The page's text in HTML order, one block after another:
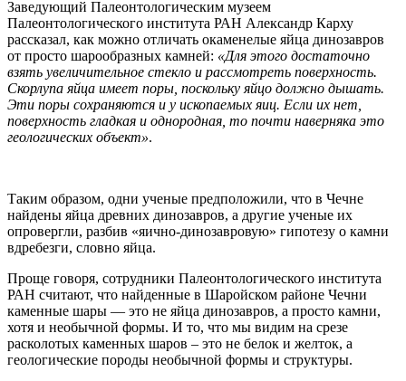
Заведующий Палеонтологическим музеем
Палеонтологического института РАН Александр Карху
рассказал, как можно отличать окаменелые яйца динозавров
от просто шарообразных камней: «Для этого достаточно
взять увеличительное стекло и рассмотреть поверхность.
Скорлупа яйца имеет поры, поскольку яйцо должно дышать.
Эти поры сохраняются и у ископаемых яиц. Если их нет,
поверхность гладкая и однородная, то почти наверняка это
геологических объект».
Таким образом, одни ученые предположили, что в Чечне
найдены яйца древних динозавров, а другие ученые их
опровергли, разбив «яично-динозавровую» гипотезу о камни
вдребезги, словно яйца.
Проще говоря, сотрудники Палеонтологического института
РАН считают, что найденные в Шаройском районе Чечни
каменные шары — это не яйца динозавров, а просто камни,
хотя и необычной формы. И то, что мы видим на срезе
расколотых каменных шаров – это не белок и желток, а
геологические породы необычной формы и структуры.